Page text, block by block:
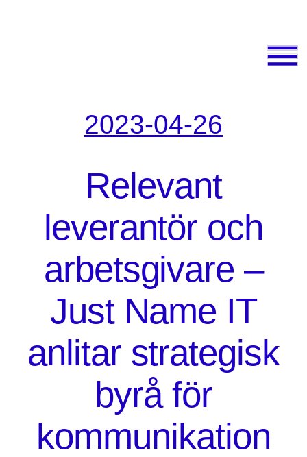
2023-04-26
Relevant
leverantör och
arbetsgivare –
Just Name IT
anlitar strategisk
byrå för
kommunikation